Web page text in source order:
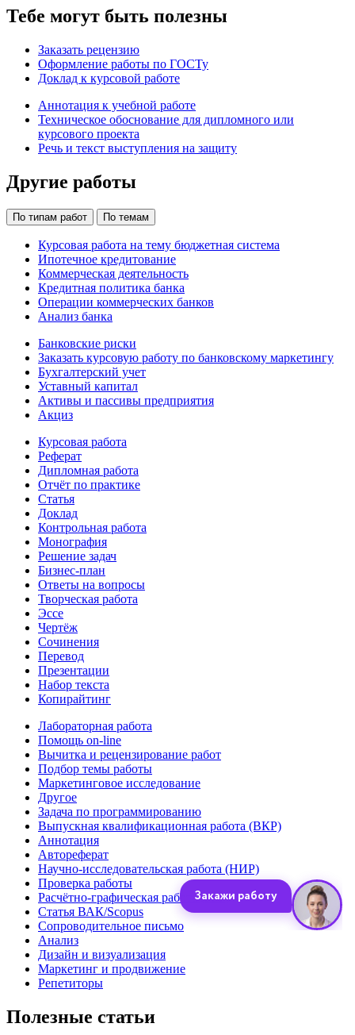
Тебе могут быть полезны
Заказать рецензию
Оформление работы по ГОСТу
Доклад к курсовой работе
Аннотация к учебной работе
Техническое обоснование для дипломного или
курсового проекта
Речь и текст выступления на защиту
Другие работы
По типам работ По темам
Курсовая работа на тему бюджетная система
Ипотечное кредитование
Коммерческая деятельность
Кредитная политика банка
Операции коммерческих банков
Анализ банка
Банковские риски
Заказать курсовую работу по банковскому маркетингу
Бухгалтерский учет
Уставный капитал
Активы и пассивы предприятия
Акциз
Курсовая работа
Реферат
Дипломная работа
Отчёт по практике
Статья
Доклад
Контрольная работа
Монография
Решение задач
Бизнес-план
Ответы на вопросы
Творческая работа
Эссе
Чертёж
Сочинения
Перевод
Презентации
Набор текста
Копирайтинг
Лабораторная работа
Помощь on-line
Вычитка и рецензирование работ
Подбор темы работы
Маркетинговое исследование
Другое
Задача по программированию
Выпускная квалификационная работа (ВКР)
Аннотация
Автореферат
Научно-исследовательская работа (НИР)
Проверка работы
Расчётно-графическая работа (РГР)
Статья ВАК/Scopus
Сопроводительное письмо
Анализ
Дизайн и визуализация
Маркетинг и продвижение
Репетиторы
Полезные статьи